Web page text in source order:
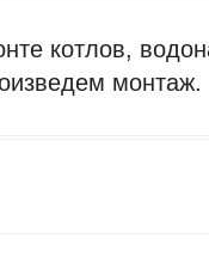
котлов,
монтаж.